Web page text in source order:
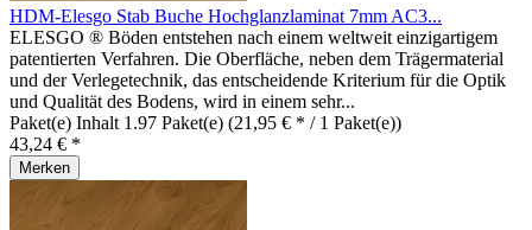
HDM-Elesgo Stab Buche Hochglanzlaminat 7mm AC3...
ELESGO ® Böden entstehen nach einem weltweit einzigartigem
patentierten Verfahren. Die Oberfläche, neben dem Trägermaterial
und der Verlegetechnik, das entscheidende Kriterium für die Optik
und Qualität des Bodens, wird in einem sehr...
Paket(e) Inhalt 1.97 Paket(e) (21,95 € * / 1 Paket(e))
43,24 € *
Merken